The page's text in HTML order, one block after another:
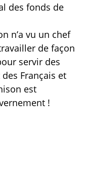
des fonds de
n’a vu un chef
de façon
servir des
Français et
est
!